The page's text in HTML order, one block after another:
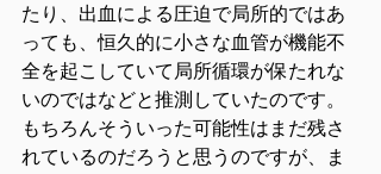
たり、出血による圧迫で局所的ではあ
っても、恒久的に小さな血管が機能不
全を起こしていて局所循環が保たれな
いのではなどと推測していたのです。
もちろんそういった可能性はまだ残さ
れているのだろうと思うのですが、ま